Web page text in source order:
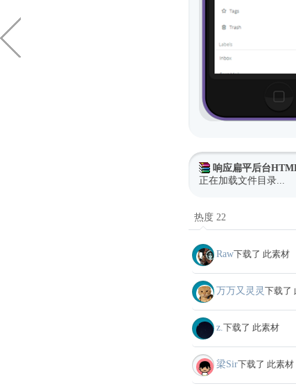
响应扁平后台
正在加载文件目录...
热度 22
Raw下载了 此素材
万万又灵灵 下载了
z. 下载了 此素材
梁Sir下载了 此素材